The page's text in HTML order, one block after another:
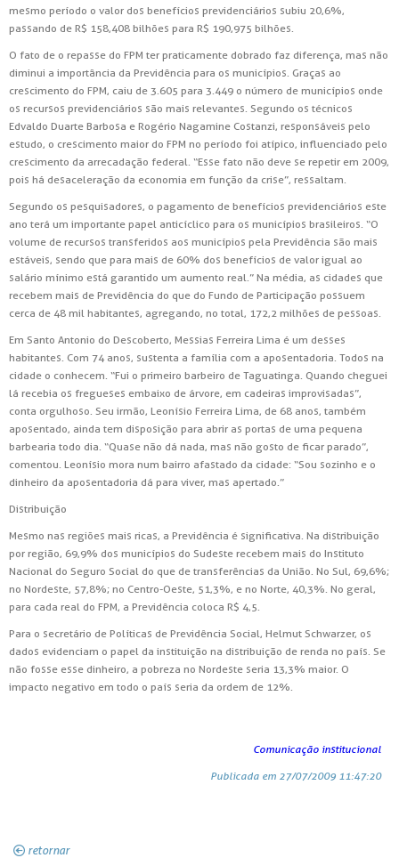
mesmo período o valor dos benefícios previdenciários subiu 20,6%,
passando de R$ 158,408 bilhões para R$ 190,975 bilhões.
O fato de o repasse do FPM ter praticamente dobrado faz diferença, mas não
diminui a importância da Previdência para os municípios. Graças ao
crescimento do FPM, caiu de 3.605 para 3.449 o número de municípios onde
os recursos previdenciários são mais relevantes. Segundo os técnicos
Edvaldo Duarte Barbosa e Rogério Nagamine Costanzi, responsáveis pelo
estudo, o crescimento maior do FPM no período foi atípico, influenciado pelo
crescimento da arrecadação federal. “Esse fato não deve se repetir em 2009,
pois há desaceleração da economia em função da crise”, ressaltam.
Segundo os pesquisadores, o pagamento de benefícios previdenciários este
ano terá um importante papel anticíclico para os municípios brasileiros. “O
volume de recursos transferidos aos municípios pela Previdência são mais
estáveis, sendo que para mais de 60% dos benefícios de valor igual ao
salário mínimo está garantido um aumento real.” Na média, as cidades que
recebem mais de Previdência do que do Fundo de Participação possuem
cerca de 48 mil habitantes, agregando, no total, 172,2 milhões de pessoas.
Em Santo Antonio do Descoberto, Messias Ferreira Lima é um desses
habitantes. Com 74 anos, sustenta a família com a aposentadoria. Todos na
cidade o conhecem. “Fui o primeiro barbeiro de Taguatinga. Quando cheguei
lá recebia os fregueses embaixo de árvore, em cadeiras improvisadas”,
conta orgulhoso. Seu irmão, Leonísio Ferreira Lima, de 68 anos, também
aposentado, ainda tem disposição para abrir as portas de uma pequena
barbearia todo dia. “Quase não dá nada, mas não gosto de ficar parado”,
comentou. Leonísio mora num bairro afastado da cidade: “Sou sozinho e o
dinheiro da aposentadoria dá para viver, mas apertado.”
Distribuição
Mesmo nas regiões mais ricas, a Previdência é significativa. Na distribuição
por região, 69,9% dos municípios do Sudeste recebem mais do Instituto
Nacional do Seguro Social do que de transferências da União. No Sul, 69,6%;
no Nordeste, 57,8%; no Centro-Oeste, 51,3%, e no Norte, 40,3%. No geral,
para cada real do FPM, a Previdência coloca R$ 4,5.
Para o secretário de Políticas de Previdência Social, Helmut Schwarzer, os
dados evidenciam o papel da instituição na distribuição de renda no país. Se
não fosse esse dinheiro, a pobreza no Nordeste seria 13,3% maior. O
impacto negativo em todo o país seria da ordem de 12%.
Comunicação institucional
Publicada em 27/07/2009 11:47:20
retornar